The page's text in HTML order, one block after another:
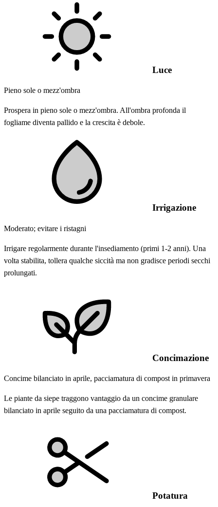
Luce
Pieno sole o mezz'ombra
Prospera in pieno sole o mezz'ombra. All'ombra profonda il
fogliame diventa pallido e la crescita è debole.
Irrigazione
Moderato; evitare i ristagni
Irrigare regolarmente durante l'insediamento (primi 1-2 anni). Una
volta stabilita, tollera qualche siccità ma non gradisce periodi secchi
prolungati.
Concimazione
Concime bilanciato in aprile, pacciamatura di compost in primavera
Le piante da siepe traggono vantaggio da un concime granulare
bilanciato in aprile seguito da una pacciamatura di compost.
Potatura